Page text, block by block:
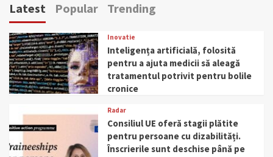
Latest Popular Trending
Inovatie
Inteligența artificială, folosită
pentru a ajuta medicii să aleagă
tratamentul potrivit pentru bolile
cronice
Radar
Consiliul UE oferă stagii plătite
pentru persoane cu dizabilități.
Înscrierile sunt deschise până pe